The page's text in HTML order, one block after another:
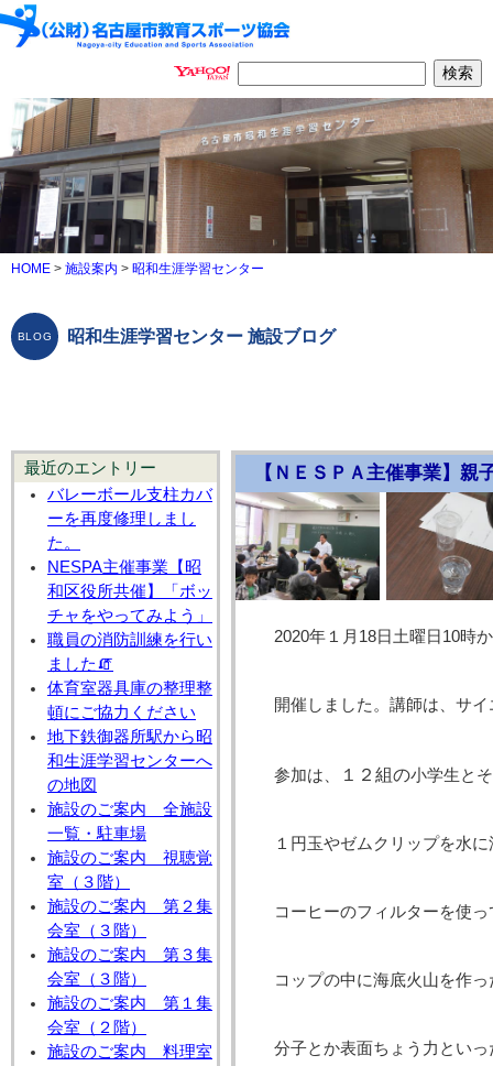
HOME > 施設案内 > 昭和生涯学習センター
昭和生涯学習センター 施設ブログ
最近のエントリー
バレーボール支柱カバ
ーを再度修理しまし
た。
NESPA主催事業【昭
和区役所共催】「ボッ
チャをやってみよう」
職員の消防訓練を行い
ました🧯
体育室器具庫の整理整
頓にご協力ください
地下鉄御器所駅から昭
和生涯学習センターへ
の地図
施設のご案内 全施設
一覧・駐車場
施設のご案内 視聴覚
室（３階）
施設のご案内 第２集
会室（３階）
施設のご案内 第３集
会室（３階）
施設のご案内 第１集
会室（２階）
施設のご案内 料理室
【ＮＥＳＰＡ主催事業】親
2020年１月18日土曜日10時
開催しました。講師は、サ
参加は、 １２組の小学生と
１円玉やゼムクリップを水
コーヒーのフィルターを使
コップの中に海底火山を作
分子とか表面ちょう力とい